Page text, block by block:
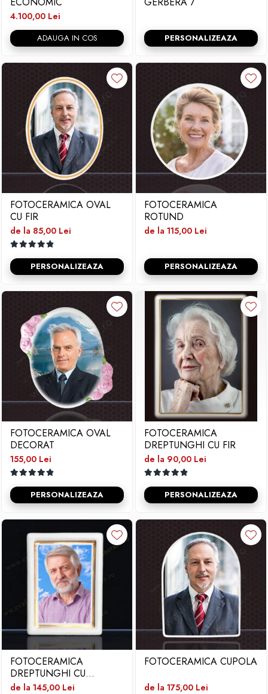
4.100,00 Lei
ADAUGA IN COS PERSONALIZEAZA
FOTOCERAMICA OVAL
CU FIR
de la 85,00 Lei
PERSONALIZEAZA
FOTOCERAMICA
ROTUND
de la 115,00 Lei
PERSONALIZEAZA
FOTOCERAMICA OVAL
DECORAT
155,00 Lei
PERSONALIZEAZA
FOTOCERAMICA
DREPTUNGHI CU FIR
de la 90,00 Lei
PERSONALIZEAZA
FOTOCERAMICA
DREPTUNGHI CU
BORDURA SI FIR
de la 145,00 Lei
FOTOCERAMICA CUPOLA
de la 175,00 Lei